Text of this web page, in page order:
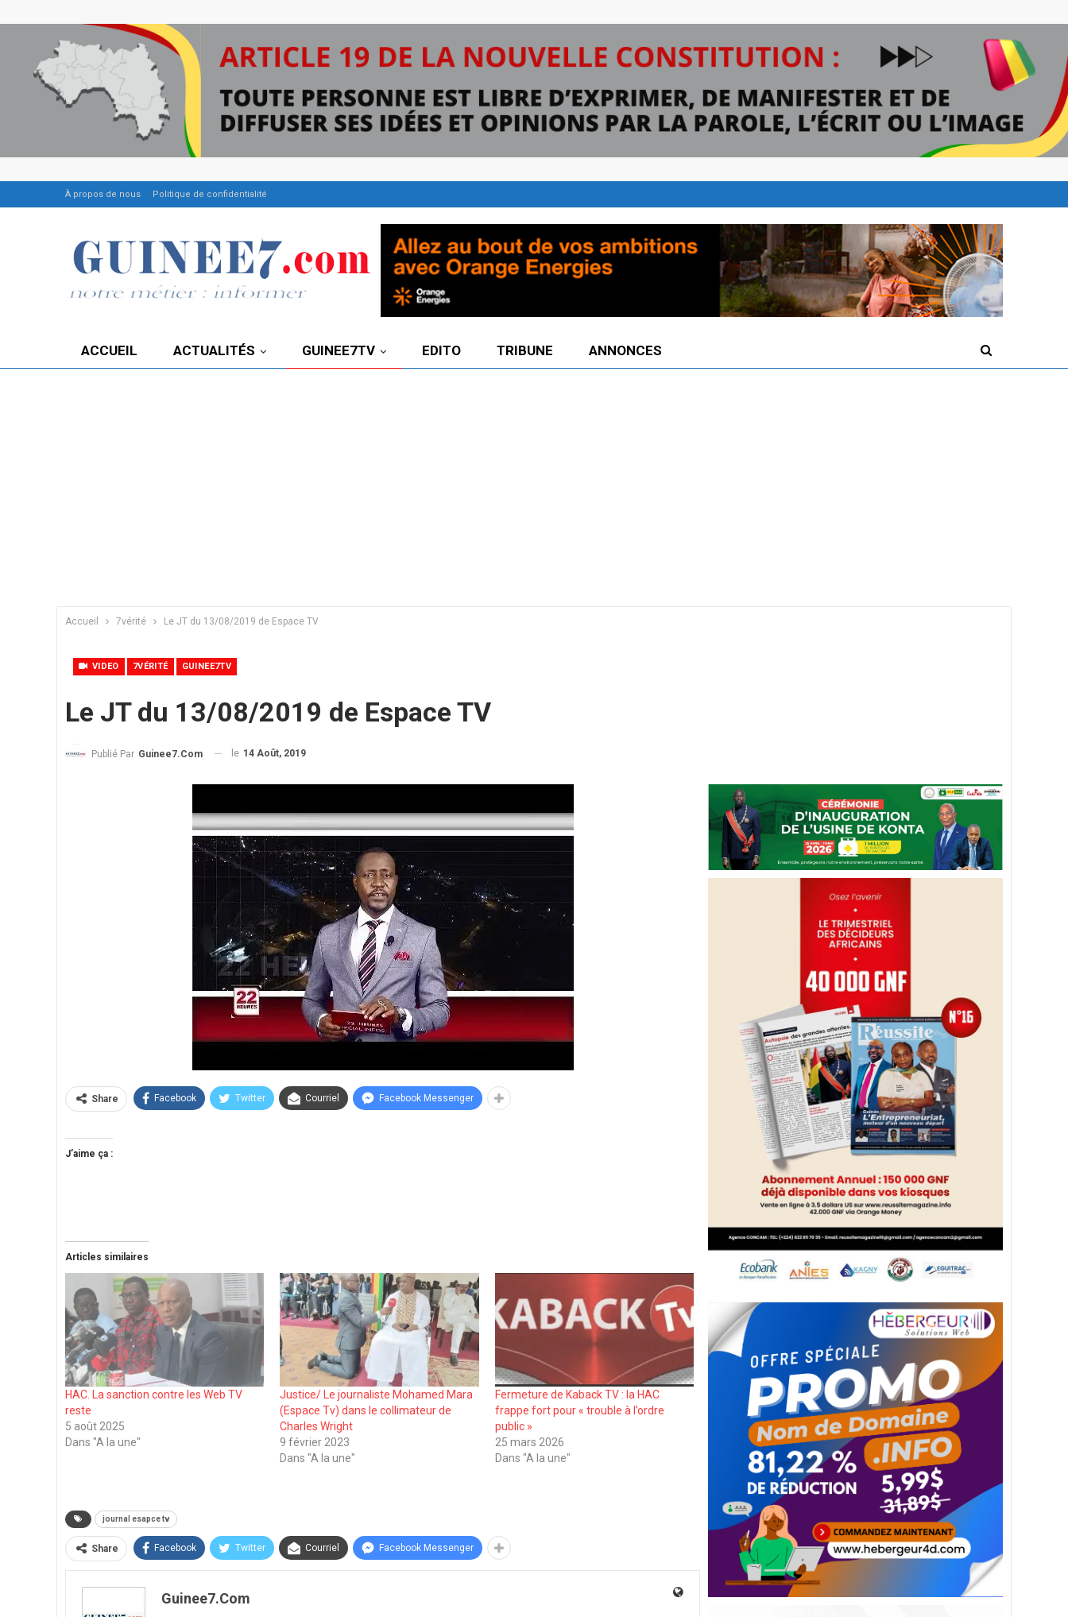
À propos de nous Politique de confidentialité
ACCUEIL ACTUALITÉS GUINEE7TV EDITO TRIBUNE ANNONCES
Accueil 7vérité Le JT du 13/08/2019 de Espace TV
VIDEO 7VÉRITÉ GUINEE7TV
Le JT du 13/08/2019 de Espace TV
Publié Par Guinee7.com le 14 Août, 2019
Share Facebook Twitter Courriel Facebook Messenger
J’aime ça :
Articles similaires
HAC. La sanction contre les Web TV
reste
5 août 2025
Dans "A la une"
Justice/ Le journaliste Mohamed Mara
(Espace Tv) dans le collimateur de
Charles Wright
9 février 2023
Dans "A la une"
Fermeture de Kaback TV : la HAC
frappe fort pour « trouble à l’ordre
public »
25 mars 2026
Dans "A la une"
journal esapce tv
Share Facebook Twitter Courriel Facebook Messenger
Guinee7.com